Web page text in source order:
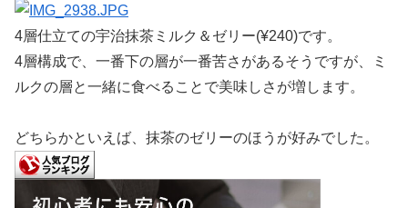
4層仕立ての宇治抹茶ミルク＆ゼリー(¥240)です。
4層構成で、一番下の層が一番苦さがあるそうですが、ミ
ルクの層と一緒に食べることで美味しさが増します。
どちらかといえば、抹茶のゼリーのほうが好みでした。